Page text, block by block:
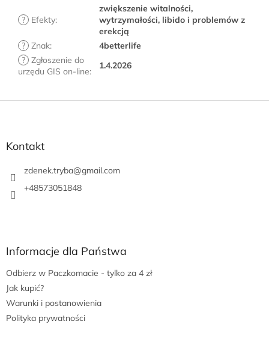
? Efekty:
zwiększenie witalności,
wytrzymałości, libido i problemów z
erekcją
? Znak:
4betterlife
? Zgłoszenie do
urzędu GIS on-line:
1.4.2026
Kontakt
zdenek.tryba@gmail.com
+48573051848
Informacje dla Państwa
Odbierz w Paczkomacie - tylko za 4 zł
Jak kupić?
Warunki i postanowienia
Polityka prywatności